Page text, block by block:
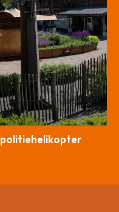
politiehelikopter